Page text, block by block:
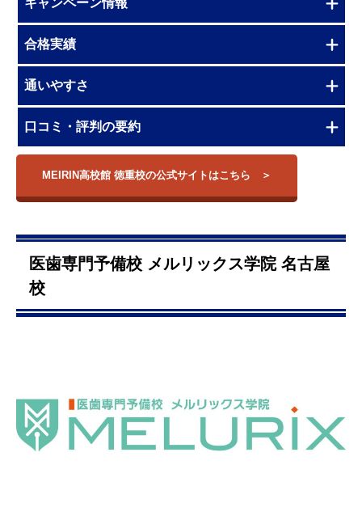
キャンペーン情報
合格実績
通いやすさ
口コミ・評判の要約
MEIRIN高校館 徳重校の公式サイトはこちら
医歯専門予備校 メルリックス学院 名古屋
校